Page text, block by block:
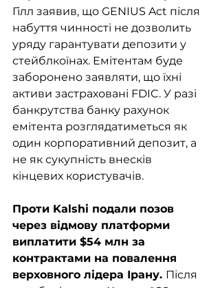
Гілл заявив, що GENIUS Act після
набуття чинності не дозволить
уряду гарантувати депозити у
стейблкоїнах. Емітентам буде
заборонено заявляти, що їхні
активи застраховані FDIC. У разі
банкрутства банку рахунок
емітента розглядатиметься як
один корпоративний депозит, а
не як сукупність внесків
кінцевих користувачів.
Проти Kalshi подали позов
через відмову платформи
виплатити $54 млн за
контрактами на повалення
верховного лідера Ірану. Після